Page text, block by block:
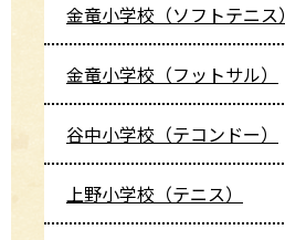
金竜小学校（ソフトテニス）
金竜小学校（フットサル）
谷中小学校（テコンドー）
上野小学校（テニス）